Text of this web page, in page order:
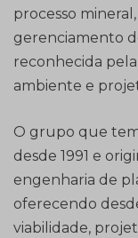
processo
gerenciamento
reconhecida
ambiente e
O grupo que
desde 1991 e
engenharia de
oferecendo
viabilidade,